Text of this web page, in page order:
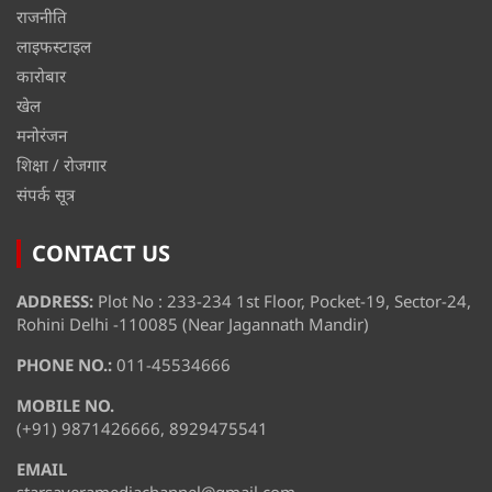
राजनीति
लाइफस्टाइल
कारोबार
खेल
मनोरंजन
शिक्षा / रोजगार
संपर्क सूत्र
CONTACT US
ADDRESS: Plot No : 233-234 1st Floor, Pocket-19, Sector-24,
Rohini Delhi -110085 (Near Jagannath Mandir)
PHONE NO.: 011-45534666
MOBILE NO.
(+91) 9871426666, 8929475541
EMAIL